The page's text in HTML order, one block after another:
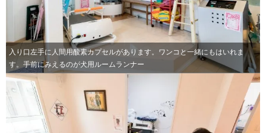
入り口左手に人間用酸素カプセルがあります。ワンコと一緒にもはいれま
す。手前にみえるのが犬用ルームランナー